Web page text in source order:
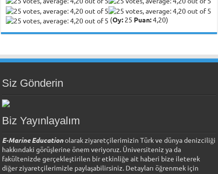
(Oy: 25 Puan:4,20)
Siz Gönderin
Biz Yayınlayalım
E-Marine Educationolarak ziyaretçilerimizin Türk ve dünya denizciliği
hakkındaki görüşlerine önem veriyoruz. Üniversiteniz ya da
fakültenizde gerçekleştirilen bir etkinliğe ait haberi bize ileterek
diğer ziyaretçilerimizle paylaşabilirsiniz. Detayları öğrenmek için